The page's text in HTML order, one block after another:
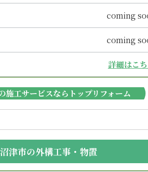
coming
coming
詳細はこ
施工サービスならトップリフォーム
沼津市の外構工事・物置